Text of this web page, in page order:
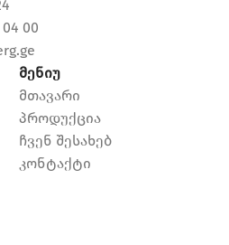
00
მენიუ
მთავარი
პროდუქცია
ჩვენ შესახებ
კონტაქტი